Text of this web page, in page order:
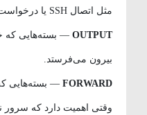
مثل اتصال SSH یا درخواست HTTP به وب‌سرور شما.
OUTPUT — بسته‌هایی که
بیرون می‌فرستد.
FORWARD — بسته‌هایی
وقتی اهمیت دارد که سرور